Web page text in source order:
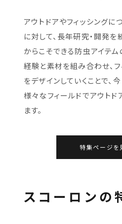
アウトドアやフィッシングに
に対して、長年研究・開発
からこそできる防虫アイテム
経験と素材を組み合わせ、
をデザインしていくことで、
様々なフィールドでアウトド
ます。
特集ページを
スコーロンの